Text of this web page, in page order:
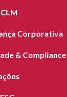
Corporativa
& Compliance